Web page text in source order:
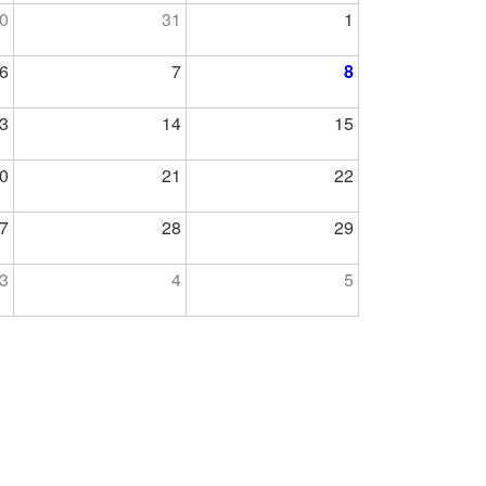
31 1
6 7 8
14 15
21 22
28 29
3 4 5